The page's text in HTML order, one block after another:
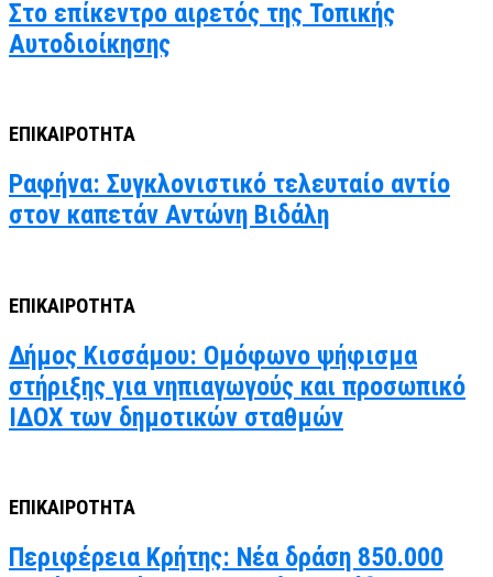
Στο επίκεντρο αιρετός της Τοπικής
Αυτοδιοίκησης
ΕΠΙΚΑΙΡΟΤΗΤΑ
Ραφήνα: Συγκλονιστικό τελευταίο αντίο
στον καπετάν Αντώνη Βιδάλη
ΕΠΙΚΑΙΡΟΤΗΤΑ
Δήμος Κισσάμου: Ομόφωνο ψήφισμα
στήριξης για νηπιαγωγούς και προσωπικό
ΙΔΟΧ των δημοτικών σταθμών
ΕΠΙΚΑΙΡΟΤΗΤΑ
Περιφέρεια Κρήτης: Νέα δράση 850.000